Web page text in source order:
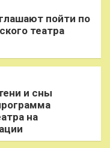
пойти по
театра
и сны
на